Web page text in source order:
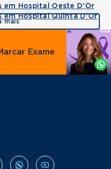
Hospital Oeste D'Or
em Hospital Quinta D'Or
mais
Agende
por
Whatsapp
Exame